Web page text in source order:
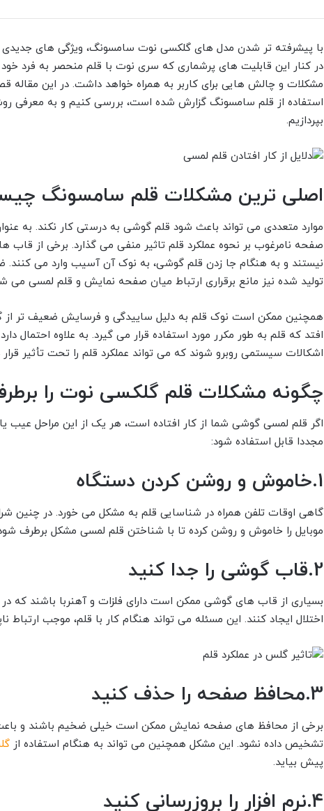
با پیشرفته تر شدن مدل های گلکسی نوت سامسونگ، ویژگی های
در کنار این قابلیت های پرشماری که سری نوت با قلم منحصر به فرد خود
مشکلات و چالش هایی برای کاربر به همراه خواهد داشت. در این مقاله
استفاده از قلم سامسونگ گزارش شده است، بررسی کنیم و به معرفی
بپردازیم.
اصلی ترین مشکلات قلم سامسونگ
موارد متعددی می تواند باعث شود قلم گوشی به درستی کار نکند. به
صفحه نامرغوب بر نحوه عملکرد قلم تاثیر منفی می گذارد. برخی از قاب
نیستند و به هنگام جا زدن قلم گوشی، به نوک آن آسیب وارد می
تولید شده نیز مانع برقراری ارتباط میان صفحه نمایش و قلم لمسی می
همچنین ممکن است نوک قلم به دلیل ساییدگی و فرسایش ضعیف تر از
افتد که قلم به طور مکرر مورد استفاده قرار می گیرد. به علاوه
اشکالات سیستمی روبرو شوند که می تواند عملکرد قلم را تحت تأثیر
چگونه مشکلات قلم گلکسی نوت را
اگر قلم لمسی گوشی شما از کار افتاده است، هر یک از این مراحل عیب
مجددا قابل استفاده شود:
1.خاموش و روشن کردن دستگاه
گاهی اوقات تلفن همراه در شناسایی قلم به مشکل می خورد. در چنین
موبایل را خاموش و روشن کرده تا با شناختن قلم لمسی مشکل برطرف
2.قاب گوشی را جدا کنید
بسیاری از قاب های گوشی ممکن است دارای فلزات و آهنربا باشند که
اختلال ایجاد کنند. این مسئله می تواند هنگام کار با قلم، موجب ارتباط
3.محافظ صفحه را حذف کنید
برخی از محافظ های صفحه نمایش ممکن است خیلی ضخیم باشند و
تشخیص داده نشود. این مشکل همچنین می تواند به هنگام استفاده از
پیش بیاید.
4.نرم افزار را بروزرسانی کنید